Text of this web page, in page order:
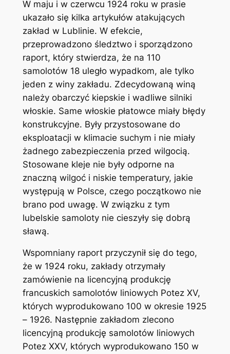
W maju i w czerwcu 1924 roku w prasie
ukazało się kilka artykułów atakujących
zakład w Lublinie. W efekcie,
przeprowadzono śledztwo i sporządzono
raport, który stwierdza, że na 110
samolotów 18 uległo wypadkom, ale tylko
jeden z winy zakładu. Zdecydowaną winą
należy obarczyć kiepskie i wadliwe silniki
włoskie. Same włoskie płatowce miały błędy
konstrukcyjne. Były przystosowane do
eksploatacji w klimacie suchym i nie miały
żadnego zabezpieczenia przed wilgocią.
Stosowane kleje nie były odporne na
znaczną wilgoć i niskie temperatury, jakie
występują w Polsce, czego początkowo nie
brano pod uwagę. W związku z tym
lubelskie samoloty nie cieszyły się dobrą
sławą.
Wspomniany raport przyczynił się do tego,
że w 1924 roku, zakłady otrzymały
zamówienie na licencyjną produkcję
francuskich samolotów liniowych Potez XV,
których wyprodukowano 100 w okresie 1925
– 1926. Następnie zakładom zlecono
licencyjną produkcję samolotów liniowych
Potez XXV, których wyprodukowano 150 w